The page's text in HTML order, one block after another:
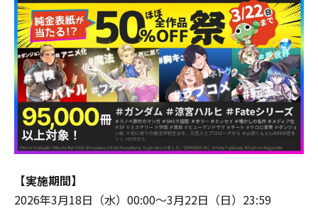
【実施期間】
2026年3月18日（水）00:00～3月22日（日）23:59